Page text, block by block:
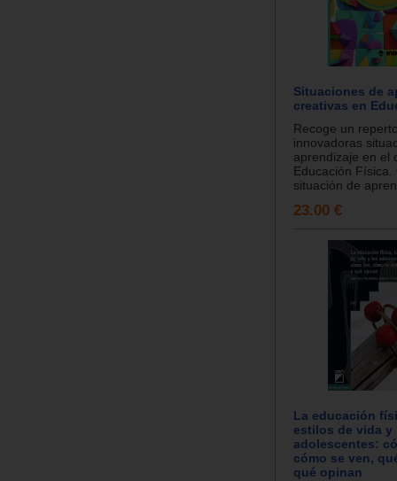
Situaciones de
creativas en
Recoge un
innovadoras
aprendizaje en el
Educación Física.
situación de
23.00 €
La educación
estilos de vida y
adolescentes:
cómo se ven,
qué opinan